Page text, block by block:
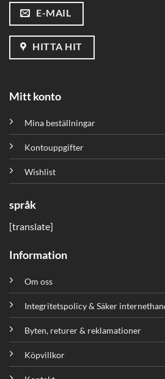
E-MAIL
HITTA HIT
Mitt konto
Mina beställningar
Kontouppgifter
Wishlist
språk
[translate]
Information
Om oss
Integritetspolicy & Säker
Byten, returer & reklamationer
Köpvillkor